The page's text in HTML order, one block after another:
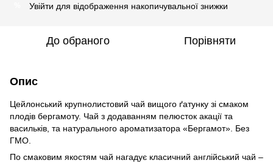
Увійти для відображення накопичувальної знижки
До обраного Порівняти
Опис
Цейлонський крупнолистовий чай вищого ґатунку зі смаком
плодів бергамоту. Чай з додаванням пелюсток акації та
васильків, та натурального ароматизатора «Бергамот». Без
ГМО.
По смаковим якостям чай нагадує класичний англійський чай –